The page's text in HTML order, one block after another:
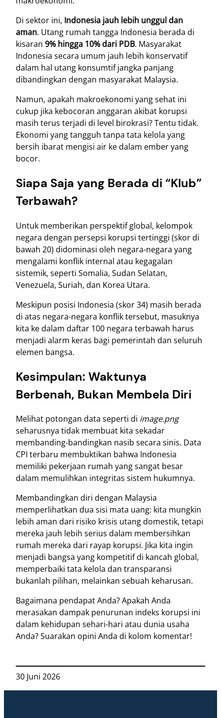
Di sektor ini, Indonesia jauh lebih unggul dan
aman. Utang rumah tangga Indonesia berada di
kisaran 9% hingga 10% dari PDB. Masyarakat
Indonesia secara umum jauh lebih konservatif
dalam hal utang konsumtif jangka panjang
dibandingkan dengan masyarakat Malaysia.
Namun, apakah makroekonomi yang sehat ini
cukup jika kebocoran anggaran akibat korupsi
masih terus terjadi di level birokrasi? Tentu tidak.
Ekonomi yang tangguh tanpa tata kelola yang
bersih ibarat mengisi air ke dalam ember yang
bocor.
Siapa Saja yang Berada di “Klub”
Terbawah?
Untuk memberikan perspektif global, kelompok
negara dengan persepsi korupsi tertinggi (skor di
bawah 20) didominasi oleh negara-negara yang
mengalami konflik internal atau kegagalan
sistemik, seperti Somalia, Sudan Selatan,
Venezuela, Suriah, dan Korea Utara.
Meskipun posisi Indonesia (skor 34) masih berada
di atas negara-negara konflik tersebut, masuknya
kita ke dalam daftar 100 negara terbawah harus
menjadi alarm keras bagi pemerintah dan seluruh
elemen bangsa.
Kesimpulan: Waktunya
Berbenah, Bukan Membela Diri
Melihat potongan data seperti di image.png
seharusnya tidak membuat kita sekadar
membanding-bandingkan nasib secara sinis. Data
CPI terbaru membuktikan bahwa Indonesia
memiliki pekerjaan rumah yang sangat besar
dalam memulihkan integritas sistem hukumnya.
Membandingkan diri dengan Malaysia
memperlihatkan dua sisi mata uang: kita mungkin
lebih aman dari risiko krisis utang domestik, tetapi
mereka jauh lebih serius dalam membersihkan
rumah mereka dari rayap korupsi. Jika kita ingin
menjadi bangsa yang kompetitif di kancah global,
memperbaiki tata kelola dan transparansi
bukanlah pilihan, melainkan sebuah keharusan.
Bagaimana pendapat Anda? Apakah Anda
merasakan dampak penurunan indeks korupsi ini
dalam kehidupan sehari-hari atau dunia usaha
Anda? Suarakan opini Anda di kolom komentar!
30 Juni 2026